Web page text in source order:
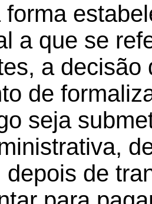
forma
a que se
a
de
seja
depois de